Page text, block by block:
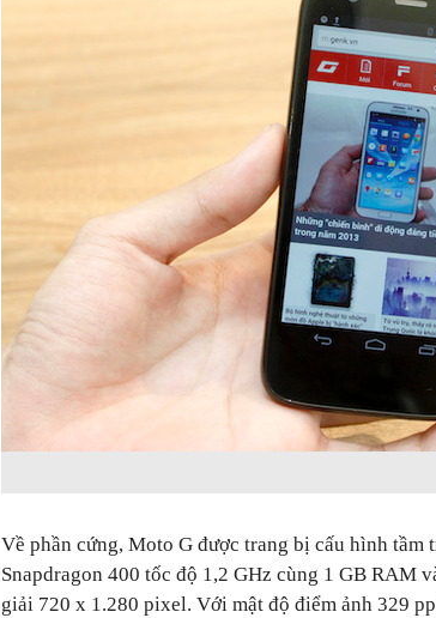
Về phần cứng, Moto G được trang bị cấu hình
Snapdragon 400 tốc độ 1,2 GHz cùng 1 GB RAM
giải 720 x 1.280 pixel. Với mật độ điểm ảnh 329